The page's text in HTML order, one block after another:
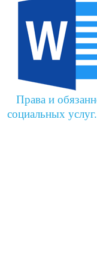
Права и
социальных услуг.